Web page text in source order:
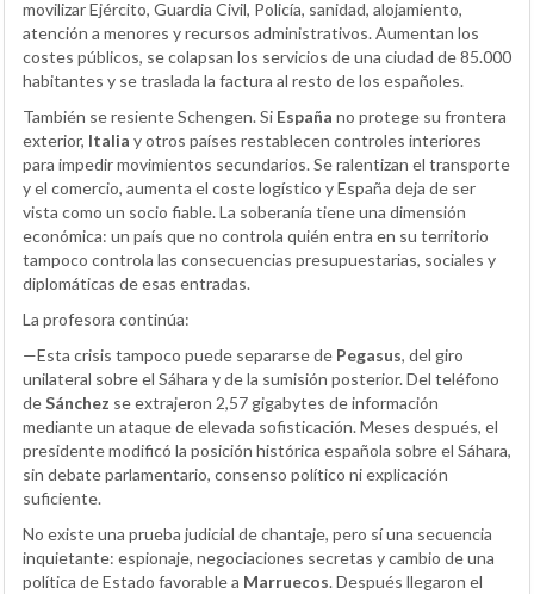
movilizar Ejército, Guardia Civil, Policía, sanidad, alojamiento,
atención a menores y recursos administrativos. Aumentan los
costes públicos, se colapsan los servicios de una ciudad de 85.000
habitantes y se traslada la factura al resto de los españoles.
También se resiente Schengen. Si España no protege su frontera
exterior, Italia y otros países restablecen controles interiores
para impedir movimientos secundarios. Se ralentizan el transporte
y el comercio, aumenta el coste logístico y España deja de ser
vista como un socio fiable. La soberanía tiene una dimensión
económica: un país que no controla quién entra en su territorio
tampoco controla las consecuencias presupuestarias, sociales y
diplomáticas de esas entradas.
La profesora continúa:
—Esta crisis tampoco puede separarse de Pegasus, del giro
unilateral sobre el Sáhara y de la sumisión posterior. Del teléfono
deSánchez se extrajeron 2,57 gigabytes de información
mediante un ataque de elevada sofisticación. Meses después, el
presidente modificó la posición histórica española sobre el Sáhara,
sin debate parlamentario, consenso político ni explicación
suficiente.
No existe una prueba judicial de chantaje, pero sí una secuencia
inquietante: espionaje, negociaciones secretas y cambio de una
política de Estado favorable a Marruecos. Después llegaron el